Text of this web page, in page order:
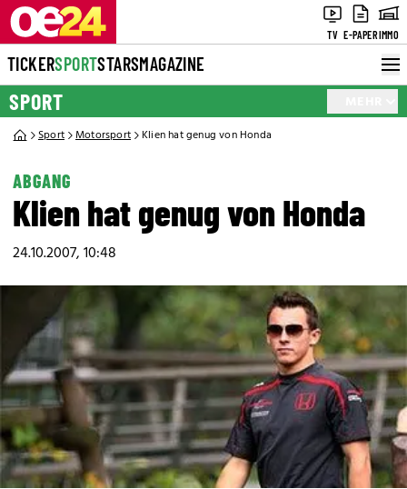
TV E-PAPERIMMO
TICKERSPORTSTARSMAGAZINE
SPORT
Sport Motorsport Klien hat genug von Honda
ABGANG
Klien hat genug von Honda
24.10.2007, 10:48